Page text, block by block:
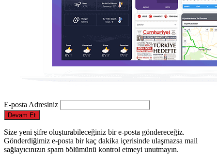
E-posta Adresiniz
Devam Et
Size yeni şifre oluşturabileceğiniz bir e-posta göndereceğiz.
Gönderdiğimiz e-posta bir kaç dakika içerisinde ulaşmazsa mail
sağlayıcınızın spam bölümünü kontrol etmeyi unutmayın.